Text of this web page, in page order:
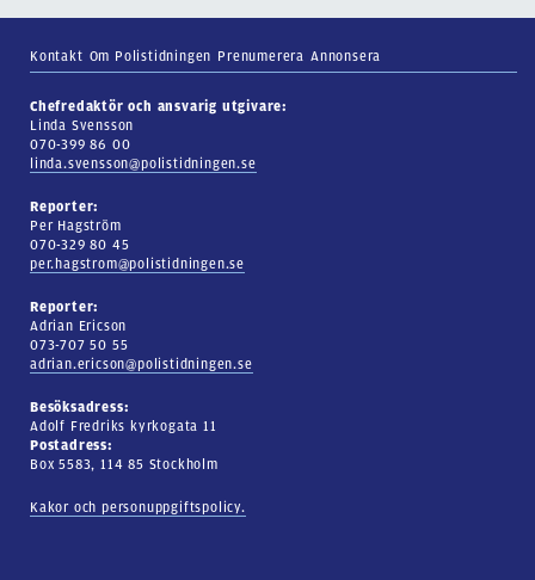
Kontakt Om Polistidningen Prenumerera Annonsera
Chefredaktör och ansvarig utgivare:
Linda Svensson
070-399 86 00
linda.svensson@polistidningen.se
Reporter:
Per Hagström
070-329 80 45
per.hagstrom@polistidningen.se
Reporter:
Adrian Ericson
073-707 50 55
adrian.ericson@polistidningen.se
Besöksadress:
Adolf Fredriks kyrkogata 11
Postadress:
Box 5583, 114 85 Stockholm
Kakor och personuppgiftspolicy.